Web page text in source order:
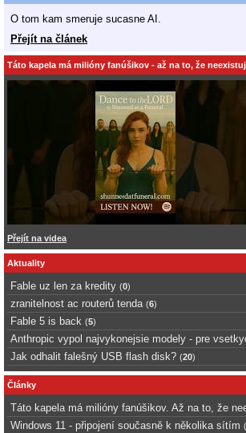
O tom kam smeruje sucasne AI.
Přejít na článek
Táto kapela má milióny fanúšikov - až na to, že
Přejít na videa
Aktuality
Fable uz len za kredity (0)
zranitelnost ac routerů tenda (6)
Fable 5 is back (5)
Anthropic vypol najvykonejsie modely - pre
Jak odhalit falešný USB flash disk? (20)
Články
Táto kapela má milióny fanúšikov. Až na to, že
Windows 11 - připojení současně k několika sítím (